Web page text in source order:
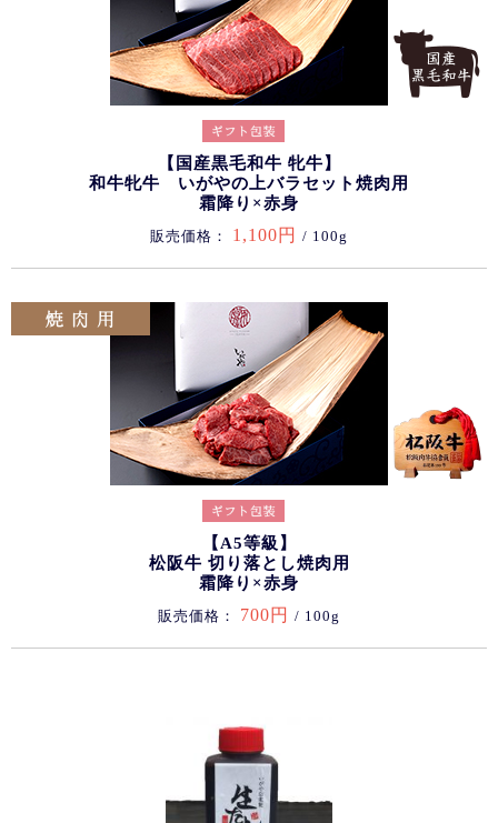
【国産黒毛和牛 牝牛】
和牛牝牛 いがやの上バラセット焼肉用
霜降り×赤身
販売価格： 1,100円 / 100g
【A5等級】
松阪牛 切り落とし焼肉用
霜降り×赤身
販売価格： 700円 / 100g